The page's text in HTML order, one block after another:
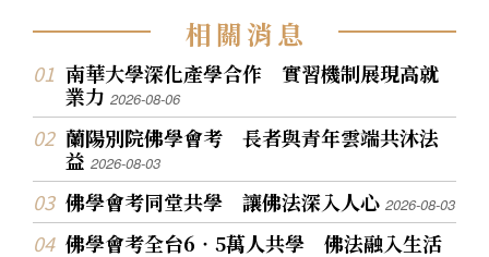
相關消息
南華大學深化產學合作 實習機制展現高就
業力2026-08-06
蘭陽別院佛學會考 長者與青年雲端共沐法
益2026-08-03
佛學會考同堂共學 讓佛法深入人心2026-08-03
佛學會考全台6‧5萬人共學 佛法融入生活